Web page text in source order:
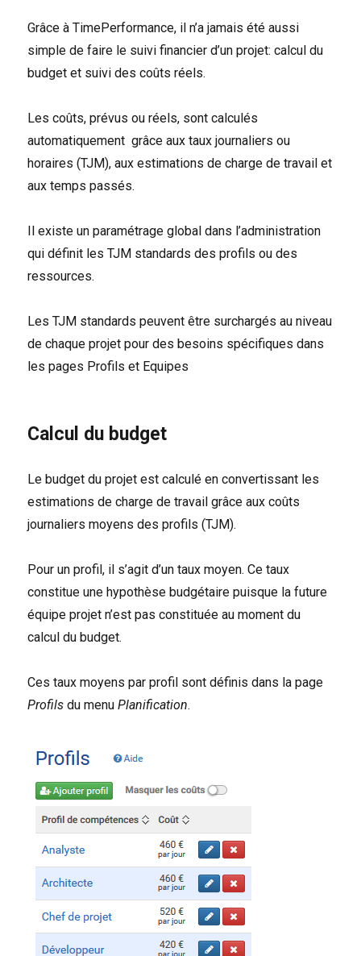
Grâce à TimePerformance, il n’a jamais été aussi
simple de faire le suivi financier d’un projet: calcul du
budget et suivi des coûts réels.
Les coûts, prévus ou réels, sont calculés
automatiquement grâce aux taux journaliers ou
horaires (TJM), aux estimations de charge de travail et
aux temps passés.
Il existe un paramétrage global dans l’administration
qui définit les TJM standards des profils ou des
ressources.
Les TJM standards peuvent être surchargés au niveau
de chaque projet pour des besoins spécifiques dans
les pages Profils et Equipes
Calcul du budget
Le budget du projet est calculé en convertissant les
estimations de charge de travail grâce aux coûts
journaliers moyens des profils (TJM).
Pour un profil, il s’agit d’un taux moyen. Ce taux
constitue une hypothèse budgétaire puisque la future
équipe projet n’est pas constituée au moment du
calcul du budget.
Ces taux moyens par profil sont définis dans la page
Profils du menuPlanification.